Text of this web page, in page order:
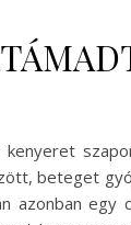
kenyeret
beteget
azonban egy